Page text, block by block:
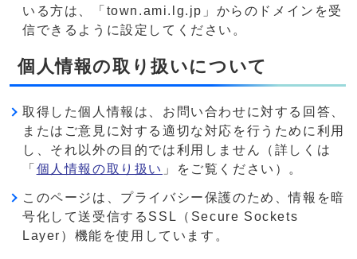
いる方は、「town.ami.lg.jp」からのドメインを受
信できるように設定してください。
個人情報の取り扱いについて
取得した個人情報は、お問い合わせに対する回答、
またはご意見に対する適切な対応を行うために利用
し、それ以外の目的では利用しません（詳しくは
「 個人情報の取り扱い 」をご覧ください）。
このページは、プライバシー保護のため、情報を暗
号化して送受信するSSL（Secure Sockets
Layer）機能を使用しています。